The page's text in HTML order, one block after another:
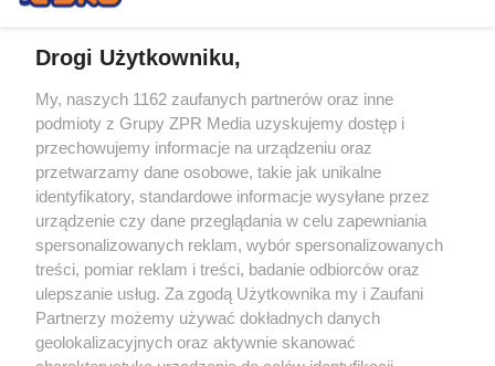
Żaden utwór zamieszczony w serwisie nie może być powielany i
rozpowszechniany lub dalej rozpowszechniany w jakikolwiek sposób (w
tym także elektroniczny lub mechaniczny) na jakimkolwiek polu
eksploatacji w jakiejkolwiek formie, włącznie z umieszczaniem w
Internecie bez pisemnej zgody właściciela praw. Jakiekolwiek użycie lub
wykorzystanie utworów w całości lub w części z naruszeniem prawa,
tzn. bez właściwej zgody, jest zabronione pod groźbą kary i może być
ścigane prawnie.
Drogi Użytkowniku,
My, naszych 1162 zaufanych partnerów oraz inne
podmioty z Grupy ZPR Media uzyskujemy dostęp i
przechowujemy informacje na urządzeniu oraz
przetwarzamy dane osobowe, takie jak unikalne
identyfikatory, standardowe informacje wysyłane przez
urządzenie czy dane przeglądania w celu zapewniania
spersonalizowanych reklam, wybór spersonalizowanych
treści, pomiar reklam i treści, badanie odbiorców oraz
ulepszanie usług. Za zgodą Użytkownika my i Zaufani
Partnerzy możemy używać dokładnych danych
geolokalizacyjnych oraz aktywnie skanować